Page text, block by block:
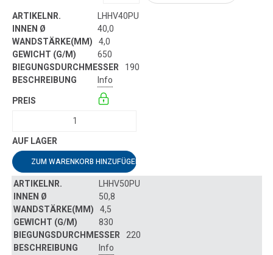
LHHV40PU
40,0
4,0
650
190
Info
ZUM WARENKORB HINZUFÜGEN
LHHV50PU
50,8
4,5
830
220
Info